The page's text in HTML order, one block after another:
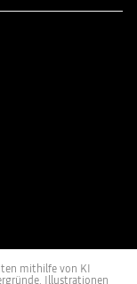
mithilfe von KI
Illustrationen